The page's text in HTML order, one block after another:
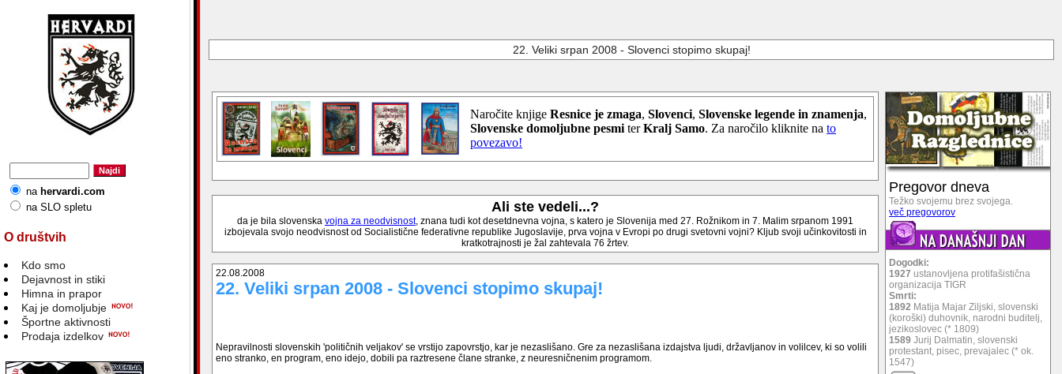
na hervardi.com
na SLO spletu
O društvih
Kdo smo
Dejavnost in stiki
Himna in prapor
Kaj je domoljubje
Športne aktivnosti
Prodaja izdelkov
22. Veliki srpan 2008 - Slovenci stopimo skupaj!
Naročite knjige Resnice je zmaga, Slovenci, Slovenske legende in znamenja,
Slovenske domoljubne pesmi terKralj Samo. Za naročilo kliknite na to
povezavo!
Ali ste vedeli...?
da je bila slovenska vojna za neodvisnost, znana tudi kot desetdnevna vojna, s katero je Slovenija med 27. Rožnikom in 7. Malim srpanom 1991
izbojevala svojo neodvisnost od Socialistične federativne republike Jugoslavije, prva vojna v Evropi po drugi svetovni vojni? Kljub svoji učinkovitosti in
kratkotrajnosti je žal zahtevala 76 žrtev.
22.08.2008
22. Veliki srpan 2008 - Slovenci stopimo skupaj!
Nepravilnosti slovenskih 'političnih veljakov' se vrstijo zapovrstjo, kar je nezaslišano. Gre za nezaslišana izdajstva ljudi, državljanov in volilcev, ki so volili
eno stranko, en program, eno idejo, dobili pa raztresene člane stranke, z neuresničnenim programom.
Pregovor dneva
Težko svojemu brez svojega.
več pregovorov
Dogodki:
1927 ustanovljena protifašistična
organizacija TIGR
Smrti:
1892 Matija Majar Ziljski, slovenski
(koroški) duhovnik, narodni buditelj,
jezikoslovec (* 1809)
1589 Jurij Dalmatin, slovenski
protestant, pisec, prevajalec (* ok.
1547)